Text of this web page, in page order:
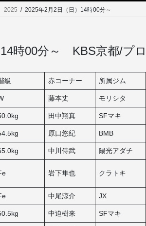
2025 2025年2月2日（日）14時00分～
時00分～ KBS京都/プ
級 赤コーナー 所属ジム
藤本丈 モリシタ
田中翔真 SFマキ
原口悠紀 BMB
中川侍武 陽光アダチ
岩下隼也 クラトキ
中尾涼介 JX
中迫樹来 SFマキ